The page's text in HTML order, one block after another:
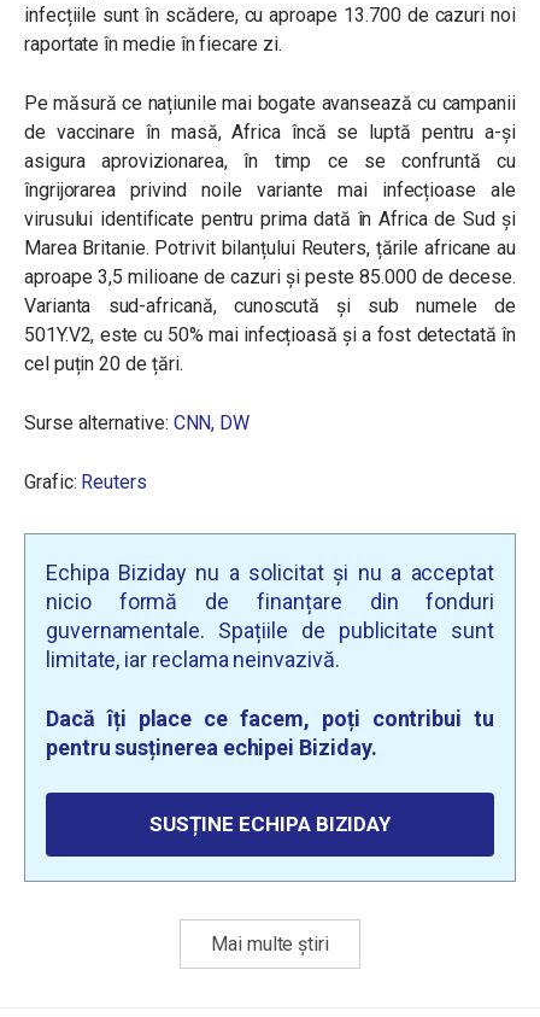
infecțiile sunt în scădere, cu aproape 13.700 de cazuri noi
raportate în medie în fiecare zi.
Pe măsură ce națiunile mai bogate avansează cu campanii
de vaccinare în masă, Africa încă se luptă pentru a-și
asigura aprovizionarea, în timp ce se confruntă cu
îngrijorarea privind noile variante mai infecțioase ale
virusului identificate pentru prima dată în Africa de Sud și
Marea Britanie. Potrivit bilanțului Reuters, țările africane au
aproape 3,5 milioane de cazuri și peste 85.000 de decese.
Varianta sud-africană, cunoscută și sub numele de
501Y.V2, este cu 50% mai infecțioasă și a fost detectată în
cel puțin 20 de țări.
Surse alternative: CNN, DW
Grafic: Reuters
Echipa Biziday nu a solicitat și nu a acceptat
nicio formă de finanțare din fonduri
guvernamentale. Spațiile de publicitate sunt
limitate, iar reclama neinvazivă.
Dacă îți place ce facem, poți contribui tu
pentru susținerea echipei Biziday.
SUSȚINE ECHIPA BIZIDAY
Mai multe știri